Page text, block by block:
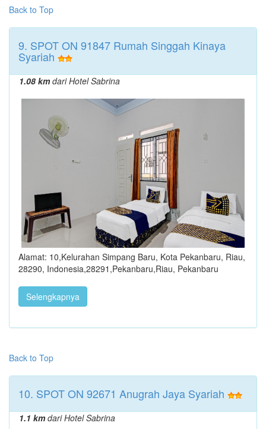
Back to Top
9. SPOT ON 91847 Rumah Singgah Kinaya
Syariah
1.08 kmdari Hotel Sabrina
Alamat: 10,Kelurahan Simpang Baru, Kota Pekanbaru, Riau,
28290, Indonesia,28291,Pekanbaru,Riau, Pekanbaru
Selengkapnya
Back to Top
10. SPOT ON 92671 Anugrah Jaya Syariah
1.1 kmdari Hotel Sabrina